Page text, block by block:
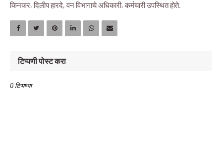
किनकर, दिलीप हारदे, वन विभागाचे अधिकारी, कर्मचारी उपस्थित होते.
टिप्पणी पोस्ट करा
0 टिप्पण्या